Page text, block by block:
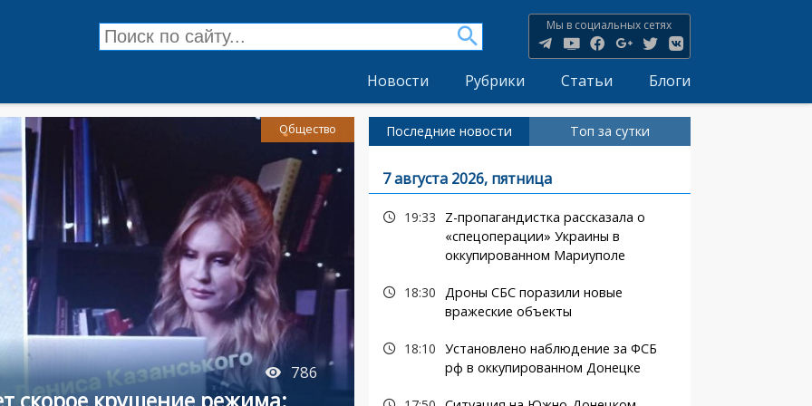
Мы в социальных сетях
Новости Рубрики Статьи Блоги
786
Общество Последние новости Топ за сутки
7 августа 2026, пятница
19:33
Z-пропагандистка рассказала о
«спецоперации» Украины в
оккупированном Мариуполе
18:30 Дроны СБС поразили новые
вражеские объекты
18:10 Установлено наблюдение за ФСБ
рф в оккупированном Донецке